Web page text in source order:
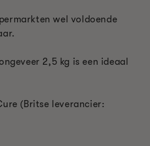
wel voldoende
2,5 kg is een ideaal
(Britse leverancier: